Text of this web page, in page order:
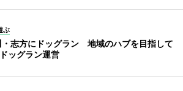
ぶ
・志方にドッグラン 地域のハブを目指して
ッグラン運営